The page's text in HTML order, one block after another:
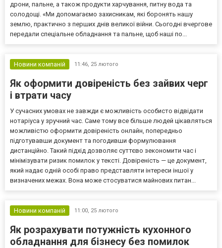
дрони, пальне, а також продукти харчування, питну вода та
солодощі. «Ми допомагаємо захисникам, які боронять нашу
землю, практично з перших днів великої війни. Сьогодні вчергове
передали спеціальне обладнання та пальне, щоб наші по...
Новини компаній 11:46, 25 лютого
Як оформити довіреність без зайвих черг
і втрати часу
У сучасних умовах не завжди є можливість особисто відвідати
нотаріуса у зручний час. Саме тому все більше людей цікавляться
можливістю оформити довіреність онлайн, попередньо
підготувавши документ та погодивши формулювання
дистанційно. Такий підхід дозволяє суттєво зекономити час і
мінімізувати ризик помилок у тексті. Довіреність — це документ,
який надає одній особі право представляти інтереси іншої у
визначених межах. Вона може стосуватися майнових питан...
Новини компаній 11:00, 25 лютого
Як розрахувати потужність кухонного
обладнання для бізнесу без помилок